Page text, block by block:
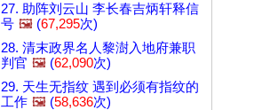
27. 助阵刘云山 李长春吉炳轩释信
号 🖼️ (67,295次)
28. 清末政界名人黎澍入地府兼职
判官 🖼️ (62,090次)
29. 天生无指纹 遇到必须有指纹的
工作 🖼️ (58,636次)